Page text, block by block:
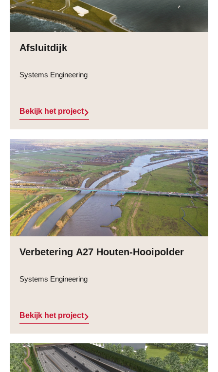
Afsluitdijk
Systems Engineering
Bekijk het project
Verbetering A27 Houten-Hooipolder
Systems Engineering
Bekijk het project